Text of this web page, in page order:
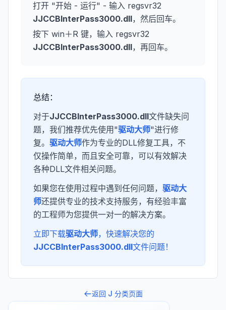
打开 "开始 - 运行" - 输入 regsvr32
JJCCBInterPass3000.dll，然后回车。
按下 win＋R 键，输入 regsvr32
JJCCBInterPass3000.dll，再回车。
总结：
对于JJCCBInterPass3000.dll文件缺失问
题，我们推荐优先使用"驱动大师"进行修
复。 驱动大师作为专业的DLL修复工具，不
仅操作简单，而且安全可靠，可以有效解决
各种DLL文件相关问题。
如果您在使用过程中遇到任何问题， 驱动大
师还提供专业的技术支持服务，有经验丰富
的工程师为您提供一对一的解决方案。
立即下载驱动大师，快速解决您的
JJCCBInterPass3000.dll文件问题！
返回 J 分类页面